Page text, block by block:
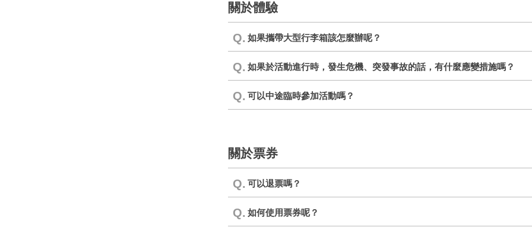
關於體驗
Q. 如果攜帶大型行李箱該怎麼辦呢？
Q. 如果於活動進行時，發生危機、突發事故的話，有什麼應變措施嗎？
Q. 可以中途臨時參加活動嗎？
關於票券
Q. 可以退票嗎？
Q. 如何使用票券呢？